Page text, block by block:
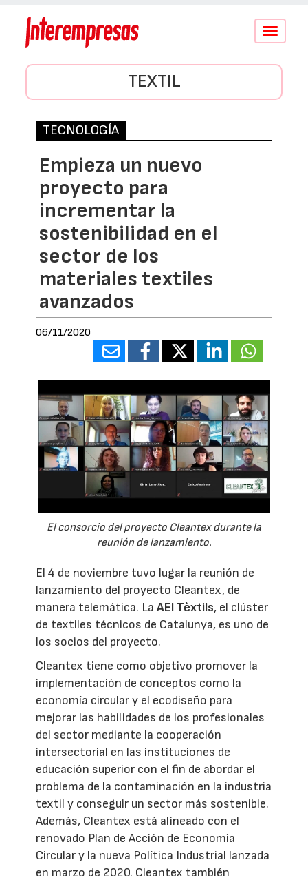
Conmutar
TEXTIL
TECNOLOGÍA
Empieza un nuevo
proyecto para
incrementar la
sostenibilidad en el
sector de los
materiales textiles
avanzados
06/11/2020
El consorcio del proyecto Cleantex durante la
reunión de lanzamiento.
El 4 de noviembre tuvo lugar la reunión de
lanzamiento del proyecto Cleantex, de
manera telemática. LaAEI Tèxtils, el clúster
de textiles técnicos de Catalunya, es uno de
los socios del proyecto.
Cleantex tiene como objetivo promover la
implementación de conceptos como la
economía circular y el ecodiseño para
mejorar las habilidades de los profesionales
del sector mediante la cooperación
intersectorial en las instituciones de
educación superior con el fin de abordar el
problema de la contaminación en la industria
textil y conseguir un sector más sostenible.
Además, Cleantex está alineado con el
renovado Plan de Acción de Economía
Circular y la nueva Política Industrial lanzada
en marzo de 2020. Cleantex también